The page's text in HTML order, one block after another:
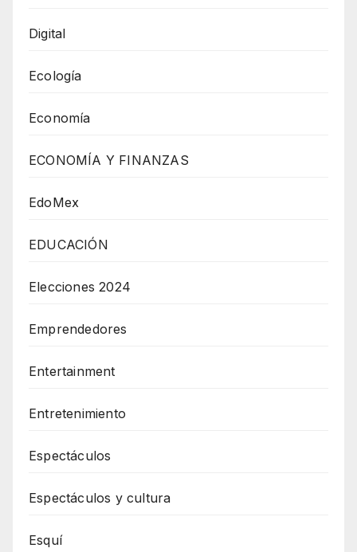
Digital
Ecología
Economía
ECONOMÍA Y FINANZAS
EdoMex
EDUCACIÓN
Elecciones 2024
Emprendedores
Entertainment
Entretenimiento
Espectáculos
Espectáculos y cultura
Esquí